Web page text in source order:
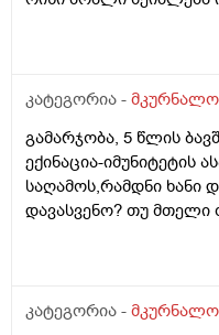
საერთოდ არის თუ არა
ლეიკემია შეიძლება
ანალიზებზე
და გამეგო
კატეგორია -
გამარჯობა, 5 წლის
ექინაცია-
საღამოს,რამდნი ხანი
დავასვენო? თუ
კატეგორია -